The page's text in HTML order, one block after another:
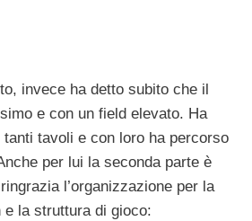
invece ha detto subito che il
e con un field elevato. Ha
tavoli e con loro ha percorso
per lui la seconda parte è
l’organizzazione per la
la struttura di gioco: